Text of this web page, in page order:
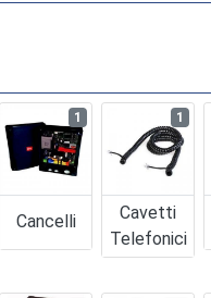
Cancelli
1
Cavetti
Telefonici
1